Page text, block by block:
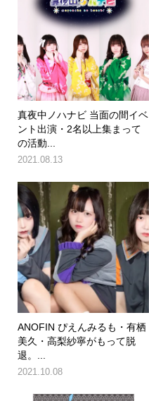
真夜中ノハナビ 当面の間イベ
ント出演・2名以上集まって
の活動...
2021.08.13
ANOFIN ぴえんみるも・有栖
美久・高梨紗寧がもって脱
退。...
2021.10.08